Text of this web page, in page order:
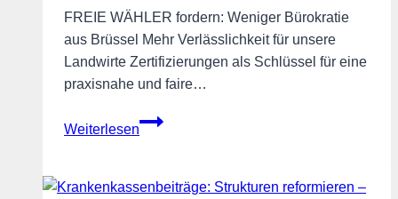
Hessens
erfolgreichsten
Ortsverband
FREIE WÄHLER fordern: Weniger Bürokratie
aus Brüssel Mehr Verlässlichkeit für unsere
Landwirte Zertifizierungen als Schlüssel für eine
praxisnahe und faire…
Weiterlesen
Agrarpolitik
–